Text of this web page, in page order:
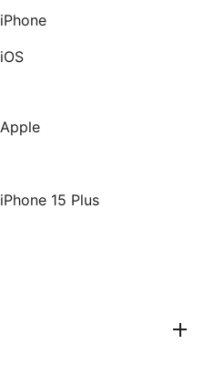
iPhone
iOS
Apple
iPhone 15 Plus